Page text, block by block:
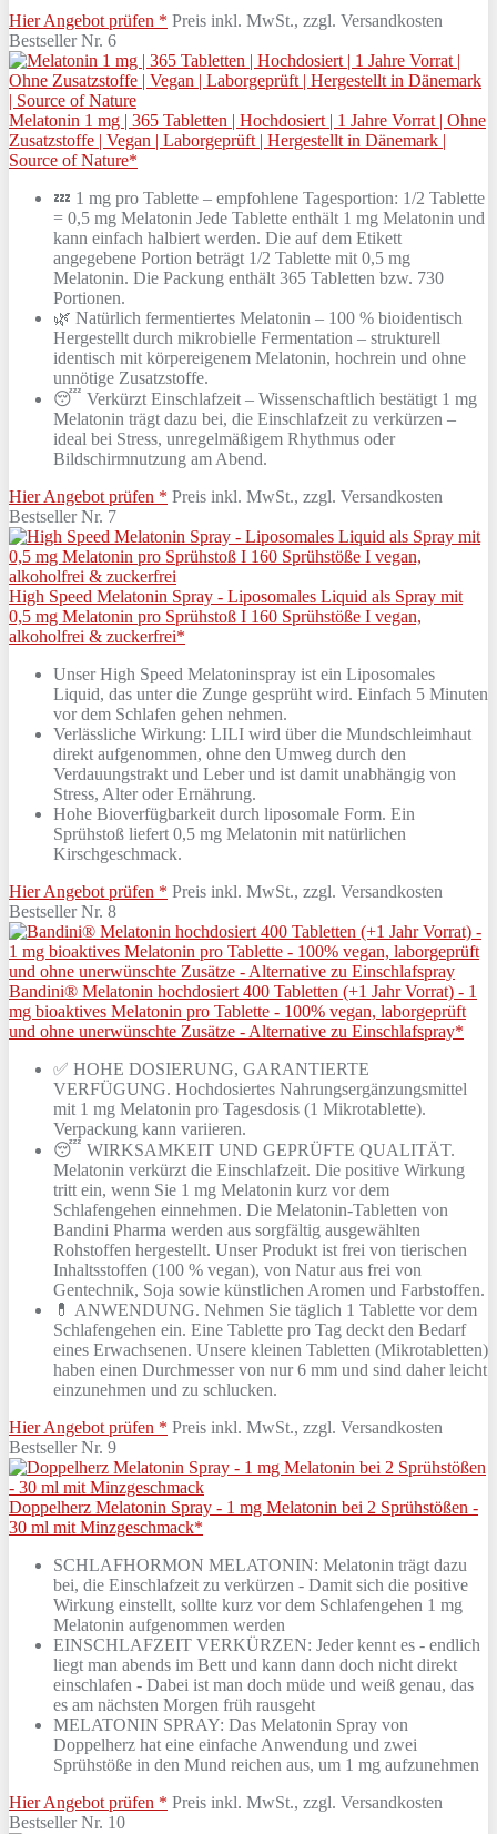
Hier Angebot prüfen * Preis inkl. MwSt., zzgl. Versandkosten
Bestseller Nr. 6
Melatonin 1 mg | 365 Tabletten | Hochdosiert | 1 Jahre Vorrat | Ohne
Zusatzstoffe | Vegan | Laborgeprüft | Hergestellt in Dänemark |
Source of Nature*
💤 1 mg pro Tablette – empfohlene Tagesportion: 1/2 Tablette
= 0,5 mg Melatonin Jede Tablette enthält 1 mg Melatonin und
kann einfach halbiert werden. Die auf dem Etikett
angegebene Portion beträgt 1/2 Tablette mit 0,5 mg
Melatonin. Die Packung enthält 365 Tabletten bzw. 730
Portionen.
🌿 Natürlich fermentiertes Melatonin – 100 % bioidentisch
Hergestellt durch mikrobielle Fermentation – strukturell
identisch mit körpereigenem Melatonin, hochrein und ohne
unnötige Zusatzstoffe.
😴 Verkürzt Einschlafzeit – Wissenschaftlich bestätigt 1 mg
Melatonin trägt dazu bei, die Einschlafzeit zu verkürzen –
ideal bei Stress, unregelmäßigem Rhythmus oder
Bildschirmnutzung am Abend.
Hier Angebot prüfen * Preis inkl. MwSt., zzgl. Versandkosten
Bestseller Nr. 7
High Speed Melatonin Spray - Liposomales Liquid als Spray mit
0,5 mg Melatonin pro Sprühstoß I 160 Sprühstöße I vegan,
alkoholfrei & zuckerfrei*
Unser High Speed Melatoninspray ist ein Liposomales
Liquid, das unter die Zunge gesprüht wird. Einfach 5 Minuten
vor dem Schlafen gehen nehmen.
Verlässliche Wirkung: LILI wird über die Mundschleimhaut
direkt aufgenommen, ohne den Umweg durch den
Verdauungstrakt und Leber und ist damit unabhängig von
Stress, Alter oder Ernährung.
Hohe Bioverfügbarkeit durch liposomale Form. Ein
Sprühstoß liefert 0,5 mg Melatonin mit natürlichen
Kirschgeschmack.
Hier Angebot prüfen * Preis inkl. MwSt., zzgl. Versandkosten
Bestseller Nr. 8
Bandini® Melatonin hochdosiert 400 Tabletten (+1 Jahr Vorrat) - 1
mg bioaktives Melatonin pro Tablette - 100% vegan, laborgeprüft
und ohne unerwünschte Zusätze - Alternative zu Einschlafspray*
✅ HOHE DOSIERUNG, GARANTIERTE
VERFÜGUNG. Hochdosiertes Nahrungsergänzungsmittel
mit 1 mg Melatonin pro Tagesdosis (1 Mikrotablette).
Verpackung kann variieren.
😴 WIRKSAMKEIT UND GEPRÜFTE QUALITÄT.
Melatonin verkürzt die Einschlafzeit. Die positive Wirkung
tritt ein, wenn Sie 1 mg Melatonin kurz vor dem
Schlafengehen einnehmen. Die Melatonin-Tabletten von
Bandini Pharma werden aus sorgfältig ausgewählten
Rohstoffen hergestellt. Unser Produkt ist frei von tierischen
Inhaltsstoffen (100 % vegan), von Natur aus frei von
Gentechnik, Soja sowie künstlichen Aromen und Farbstoffen.
💊 ANWENDUNG. Nehmen Sie täglich 1 Tablette vor dem
Schlafengehen ein. Eine Tablette pro Tag deckt den Bedarf
eines Erwachsenen. Unsere kleinen Tabletten (Mikrotabletten)
haben einen Durchmesser von nur 6 mm und sind daher leicht
einzunehmen und zu schlucken.
Hier Angebot prüfen * Preis inkl. MwSt., zzgl. Versandkosten
Bestseller Nr. 9
Doppelherz Melatonin Spray - 1 mg Melatonin bei 2 Sprühstößen -
30 ml mit Minzgeschmack*
SCHLAFHORMON MELATONIN: Melatonin trägt dazu
bei, die Einschlafzeit zu verkürzen - Damit sich die positive
Wirkung einstellt, sollte kurz vor dem Schlafengehen 1 mg
Melatonin aufgenommen werden
EINSCHLAFZEIT VERKÜRZEN: Jeder kennt es - endlich
liegt man abends im Bett und kann dann doch nicht direkt
einschlafen - Dabei ist man doch müde und weiß genau, das
es am nächsten Morgen früh rausgeht
MELATONIN SPRAY: Das Melatonin Spray von
Doppelherz hat eine einfache Anwendung und zwei
Sprühstöße in den Mund reichen aus, um 1 mg aufzunehmen
Hier Angebot prüfen * Preis inkl. MwSt., zzgl. Versandkosten
Bestseller Nr. 10